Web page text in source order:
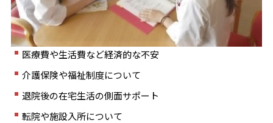
医療費や生活費など経済的な不安
介護保険や福祉制度について
退院後の在宅生活の側面サポート
転院や施設入所について